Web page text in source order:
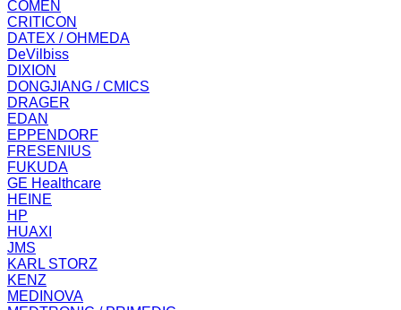
COMEN
CRITICON
DATEX / OHMEDA
DeVilbiss
DIXION
DONGJIANG / CMICS
DRAGER
EDAN
EPPENDORF
FRESENIUS
FUKUDA
GE Healthcare
HEINE
HP
HUAXI
JMS
KARL STORZ
KENZ
MEDINOVA